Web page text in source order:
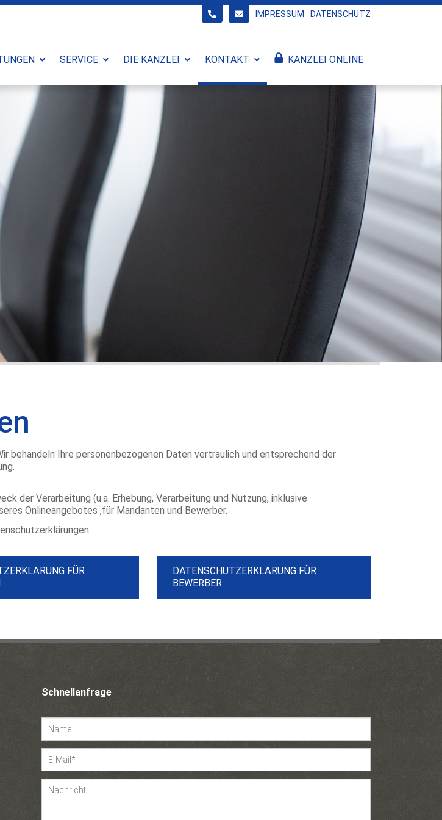
IMPRESSUM DATENSCHUTZ
SERVICE DIE KANZLEI KONTAKT KANZLEI ONLINE
behandeln Ihre personenbezogenen Daten vertraulich und entsprechend der
der Verarbeitung (u.a. Erhebung, Verarbeitung und Nutzung, inklusive
Onlineangebotes ,für Mandanten und Bewerber.
FÜR
DATENSCHUTZERKLÄRUNG FÜR
BEWERBER
Schnellanfrage